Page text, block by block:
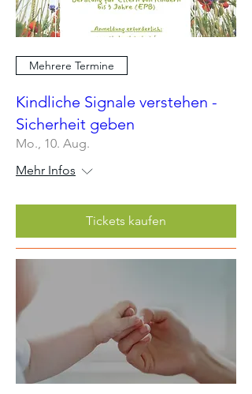
Mehrere Termine
Kindliche Signale verstehen -
Sicherheit geben
Mo., 10. Aug.
Mehr Infos
Tickets kaufen